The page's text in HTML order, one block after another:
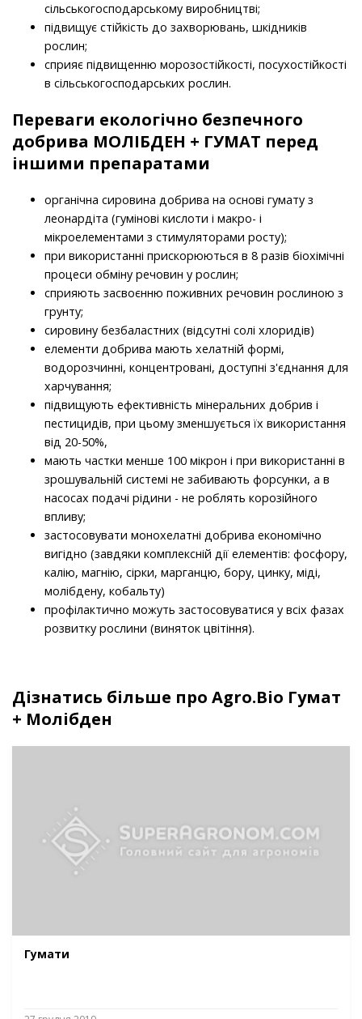
сільськогосподарському виробництві;
підвищує стійкість до захворювань, шкідників
рослин;
сприяє підвищенню морозостійкості, посухостійкості
в сільськогосподарських рослин.
Переваги екологічно безпечного
добрива МОЛІБДЕН + ГУМАТ перед
іншими препаратами
органічна сировина добрива на основі гумату з
леонардіта (гумінові кислоти і макро- і
мікроелементами з стимуляторами росту);
при використанні прискорюються в 8 разів біохімічні
процеси обміну речовин у рослин;
сприяють засвоєнню поживних речовин рослиною з
грунту;
сировину безбаластних (відсутні солі хлоридів)
елементи добрива мають хелатній формі,
водорозчинні, концентровані, доступні з'єднання для
харчування;
підвищують ефективність мінеральних добрив і
пестицидів, при цьому зменшується їх використання
від 20-50%,
мають частки менше 100 мікрон і при використанні в
зрошувальній системі не забивають форсунки, а в
насосах подачі рідини - не роблять корозійного
впливу;
застосовувати монохелатні добрива економічно
вигідно (завдяки комплексній дії елементів: фосфору,
калію, магнію, сірки, марганцю, бору, цинку, міді,
молібдену, кобальту)
профілактично можуть застосовуватися у всіх фазах
розвитку рослини (виняток цвітіння).
Дізнатись більше про Agro.Bio Гумат
+ Молібден
Гумати